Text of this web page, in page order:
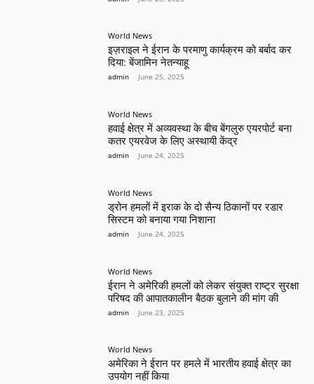
World News
इज़राइल ने ईरान के परमाणु कार्यक्रम को बर्बाद कर
दिया: बेंजामिन नेतन्याहू
admin - June 25, 2025
World News
हवाई क्षेत्र में अव्यवस्था के बीच बेंगलुरु एयरपोर्ट बना
कतर एयरवेज के लिए अस्थायी केंद्र
admin - June 24, 2025
World News
ड्रोन हमलों में इराक के दो सैन्य ठिकानों पर रडार
सिस्टम को बनाया गया निशाना
admin - June 24, 2025
World News
ईरान ने अमेरिकी हमलों को लेकर संयुक्त राष्ट्र सुरक्षा
परिषद की आपातकालीन बैठक बुलाने की मांग की
admin - June 23, 2025
World News
अमेरिका ने ईरान पर हमले में भारतीय हवाई क्षेत्र का
उपयोग नहीं किया